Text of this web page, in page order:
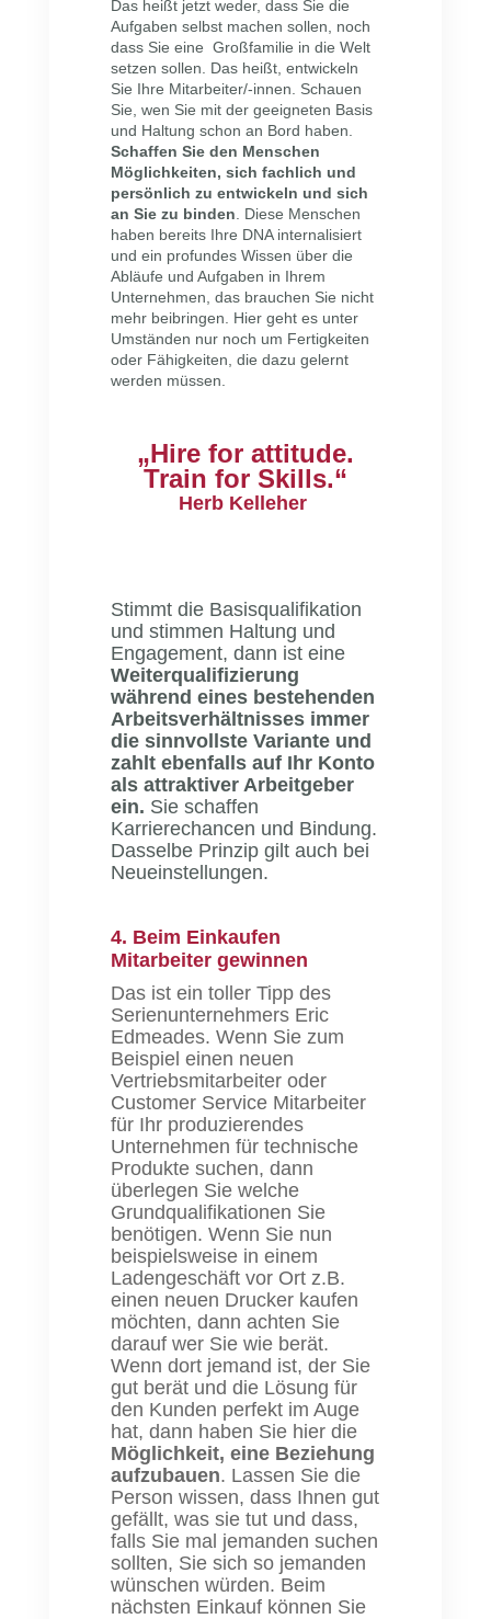
Das heißt jetzt weder, dass Sie die
Aufgaben selbst machen sollen, noch
dass Sie eine Großfamilie in die Welt
setzen sollen. Das heißt, entwickeln
Sie Ihre Mitarbeiter/-innen. Schauen
Sie, wen Sie mit der geeigneten Basis
und Haltung schon an Bord haben.
Schaffen Sie den Menschen
Möglichkeiten, sich fachlich und
persönlich zu entwickeln und sich
an Sie zu binden . Diese Menschen
haben bereits Ihre DNA internalisiert
und ein profundes Wissen über die
Abläufe und Aufgaben in Ihrem
Unternehmen, das brauchen Sie nicht
mehr beibringen. Hier geht es unter
Umständen nur noch um Fertigkeiten
oder Fähigkeiten, die dazu gelernt
werden müssen.
„Hire for attitude.
Train for Skills.“
Herb Kelleher
Stimmt die Basisqualifikation
und stimmen Haltung und
Engagement, dann ist eine
Weiterqualifizierung
während eines bestehenden
Arbeitsverhältnisses immer
die sinnvollste Variante und
zahlt ebenfalls auf Ihr Konto
als attraktiver Arbeitgeber
ein. Sie schaffen
Karrierechancen und Bindung.
Dasselbe Prinzip gilt auch bei
Neueinstellungen.
4. Beim Einkaufen
Mitarbeiter gewinnen
Das ist ein toller Tipp des
Serienunternehmers Eric
Edmeades. Wenn Sie zum
Beispiel einen neuen
Vertriebsmitarbeiter oder
Customer Service Mitarbeiter
für Ihr produzierendes
Unternehmen für technische
Produkte suchen, dann
überlegen Sie welche
Grundqualifikationen Sie
benötigen. Wenn Sie nun
beispielsweise in einem
Ladengeschäft vor Ort z.B.
einen neuen Drucker kaufen
möchten, dann achten Sie
darauf wer Sie wie berät.
Wenn dort jemand ist, der Sie
gut berät und die Lösung für
den Kunden perfekt im Auge
hat, dann haben Sie hier die
Möglichkeit, eine Beziehung
aufzubauen. Lassen Sie die
Person wissen, dass Ihnen gut
gefällt, was sie tut und dass,
falls Sie mal jemanden suchen
sollten, Sie sich so jemanden
wünschen würden. Beim
nächsten Einkauf können Sie